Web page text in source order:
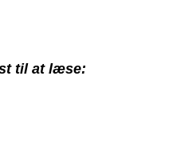
til at læse: